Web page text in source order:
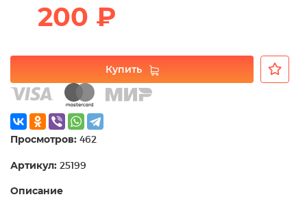
200 ₽
Купить
Просмотров: 462
Артикул: 25199
Описание